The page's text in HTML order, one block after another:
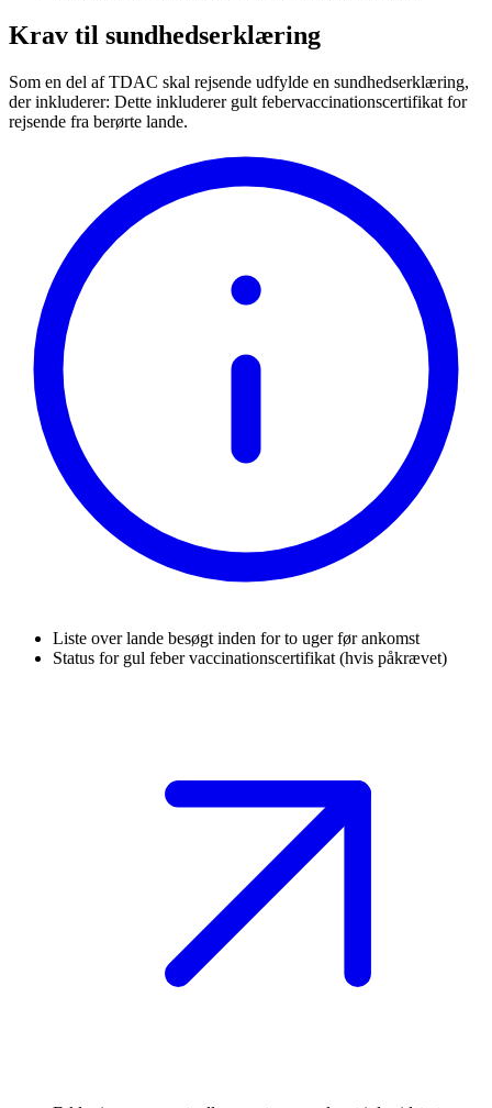
Krav til sundhedserklæring
Som en del af TDAC skal rejsende udfylde en sundhedserklæring,
der inkluderer: Dette inkluderer gult febervaccinationscertifikat for
rejsende fra berørte lande.
Liste over lande besøgt inden for to uger før ankomst
Status for gul feber vaccinationscertifikat (hvis påkrævet)